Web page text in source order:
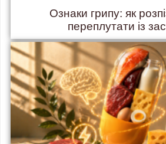
Ознаки грипу: як
переплутати із